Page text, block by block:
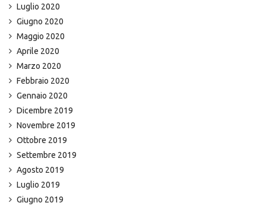
Luglio 2020
Giugno 2020
Maggio 2020
Aprile 2020
Marzo 2020
Febbraio 2020
Gennaio 2020
Dicembre 2019
Novembre 2019
Ottobre 2019
Settembre 2019
Agosto 2019
Luglio 2019
Giugno 2019